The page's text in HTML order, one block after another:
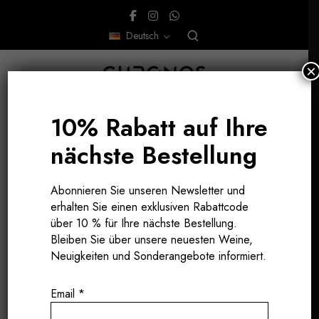
Deutsch
CHAMPAGNE, FRANKREICH
10% Rabatt auf Ihre
nächste Bestellung
Abonnieren Sie unseren Newsletter und
erhalten Sie einen exklusiven Rabattcode
über 10 % für Ihre nächste Bestellung.
Bleiben Sie über unsere neuesten Weine,
Neuigkeiten und Sonderangebote informiert.
Email *
×